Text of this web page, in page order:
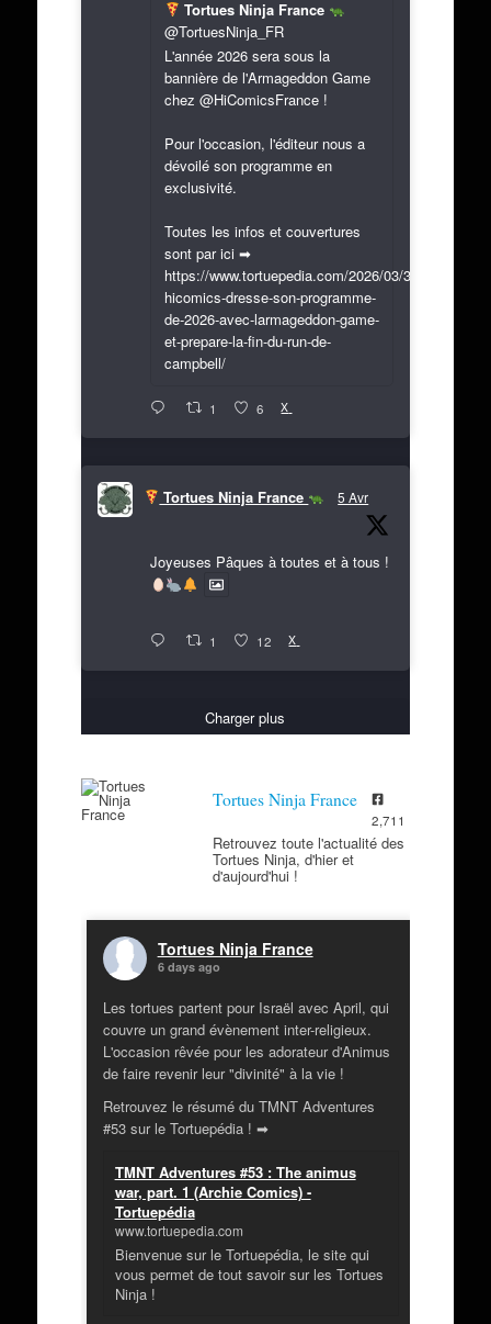
Tortues Ninja France
@TortuesNinja_FR
L'année 2026 sera sous la
bannière de l'Armageddon Game
chez @HiComicsFrance !
Pour l'occasion, l'éditeur nous a
dévoilé son programme en
exclusivité.
Toutes les infos et couvertures
sont par ici ➡
https://www.tortuepedia.com/2026/03/31/exclusif-
hicomics-dresse-son-programme-
de-2026-avec-larmageddon-game-
et-prepare-la-fin-du-run-de-
campbell/
1 6 X
Tortues Ninja France 5 Avr
Joyeuses Pâques à toutes et à tous !
1 12 X
Charger plus
Tortues Ninja France
2,711
Retrouvez toute l'actualité des
Tortues Ninja, d'hier et
d'aujourd'hui !
Tortues Ninja France
6 days ago
Les tortues partent pour Israël avec April, qui
couvre un grand évènement inter-religieux.
L'occasion rêvée pour les adorateur d'Animus
de faire revenir leur "divinité" à la vie !
Retrouvez le résumé du TMNT Adventures
#53 sur le Tortuepédia ! ➡
TMNT Adventures #53 : The animus
war, part. 1 (Archie Comics) -
Tortuepédia
www.tortuepedia.com
Bienvenue sur le Tortuepédia, le site qui
vous permet de tout savoir sur les Tortues
Ninja !